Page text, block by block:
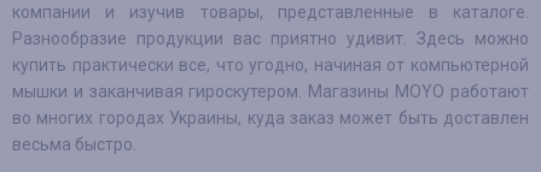
компании и изучив товары, представленные в каталоге.
Разнообразие продукции вас приятно удивит. Здесь можно
купить практически все, что угодно, начиная от компьютерной
мышки и заканчивая гироскутером. Магазины MOYO работают
во многих городах Украины, куда заказ может быть доставлен
весьма быстро.